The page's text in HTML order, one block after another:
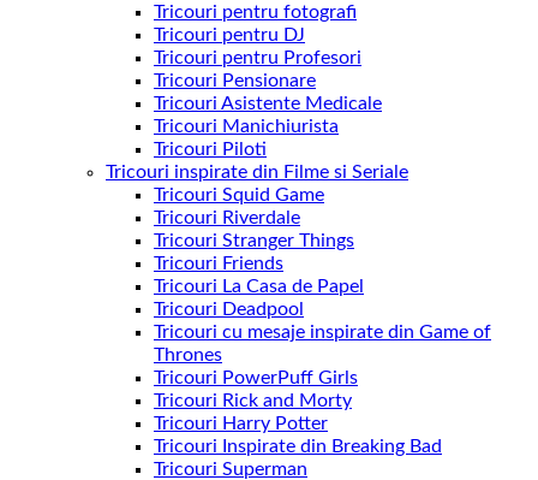
Tricouri pentru fotografi
Tricouri pentru DJ
Tricouri pentru Profesori
Tricouri Pensionare
Tricouri Asistente Medicale
Tricouri Manichiurista
Tricouri Piloti
Tricouri inspirate din Filme si Seriale
Tricouri Squid Game
Tricouri Riverdale
Tricouri Stranger Things
Tricouri Friends
Tricouri La Casa de Papel
Tricouri Deadpool
Tricouri cu mesaje inspirate din Game of
Thrones
Tricouri PowerPuff Girls
Tricouri Rick and Morty
Tricouri Harry Potter
Tricouri Inspirate din Breaking Bad
Tricouri Superman